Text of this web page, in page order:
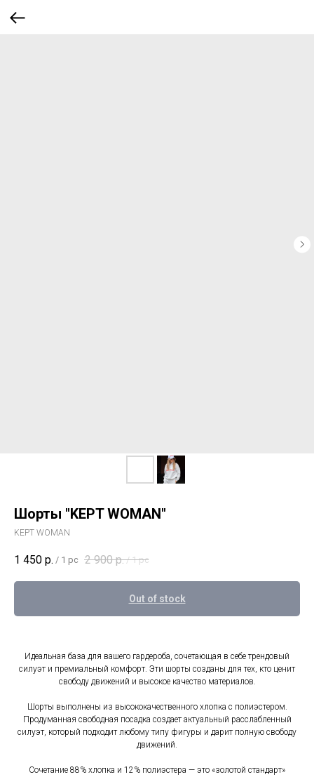
Шорты "KEPT WOMAN"
KEPT WOMAN
1 450 р. / 1 pc 2 900 р. / 1 pc
Out of stock
Идеальная база для вашего гардероба, сочетающая в себе трендовый
силуэт и премиальный комфорт. Эти шорты созданы для тех, кто ценит
свободу движений и высокое качество материалов.
Шорты выполнены из высококачественного хлопка c полиэстером.
Продуманная свободная посадка создает актуальный расслабленный
силуэт, который подходит любому типу фигуры и дарит полную свободу
движений.
Сочетание 88% хлопка и 12% полиэстера — это «золотой стандарт»